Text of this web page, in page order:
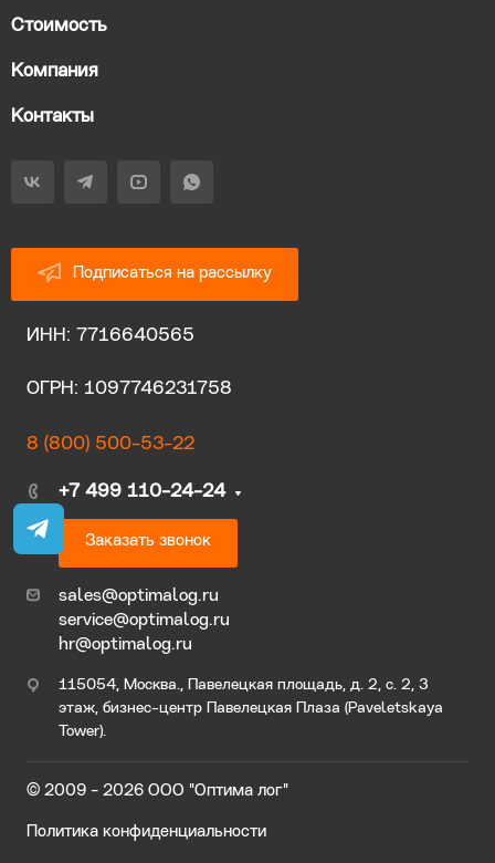
Стоимость
Компания
Контакты
Подписаться на рассылку
ИНН: 7716640565
ОГРН: 1097746231758
8 (800) 500-53-22
+7 499 110-24-24
Заказать звонок
sales@optimalog.ru
service@optimalog.ru
hr@optimalog.ru
115054, Москва., Павелецкая площадь, д. 2, с. 2, 3
этаж, бизнес-центр Павелецкая Плаза (Paveletskaya
Tower).
© 2009 - 2026 ООО "Оптима лог"
Политика конфиденциальности